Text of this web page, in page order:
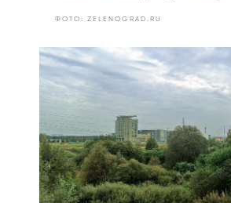
ФОТО: ZELENOGRAD.RU